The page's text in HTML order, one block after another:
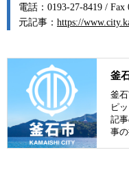
電話：0193-27-8419 / Fax
元記事： https://
釜
釜
ピ
記
事